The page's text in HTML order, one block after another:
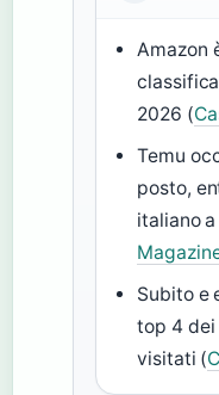
Amazon
2026 (
Temu
posto,
italiano
Subito e
top 4
visitati (